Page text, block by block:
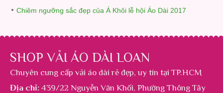
Chiêm ngưỡng sắc đẹp của Á Khôi lễ hội Áo Dài 2017
SHOP VẢI ÁO DÀI LOAN
Chuyên cung cấp vải áo dài rẻ đẹp, uy tín tại TP.HCM
Địa chỉ: 439/22 Nguyễn Văn Khối, Phường Thông Tây